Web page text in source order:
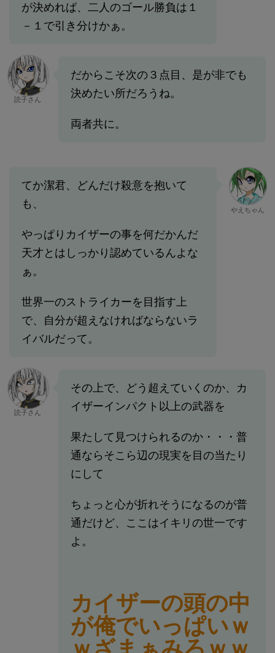
が決めれば、二人のゴール勝負は１
－１で引き分けかぁ。
読子さん
だからこそ次の３点目、是が非でも
決めたい所だろうね。
両者共に。
てか潔君、どんだけ殺意を抱いて
も、
やっぱりカイザーの事を何だかんだ
天才とはしっかり認めているんよな
ぁ。
世界一のストライカーを目指す上
で、自分が超えなければならないラ
イバルだって。
やえちゃん
読子さん
その上で、どう超えていくのか、カ
イザーインパクト以上の武器を
果たして見つけられるのか・・・普
通ならそこら辺の現実を目の当たり
にして
ちょっと心が折れそうになるのが普
通だけど、ここはイキリの世一です
よ。
カイザーの頭の中
が俺でいっぱいｗ